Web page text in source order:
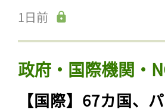
1日前
政府・国際機関・
【国際】67カ国、